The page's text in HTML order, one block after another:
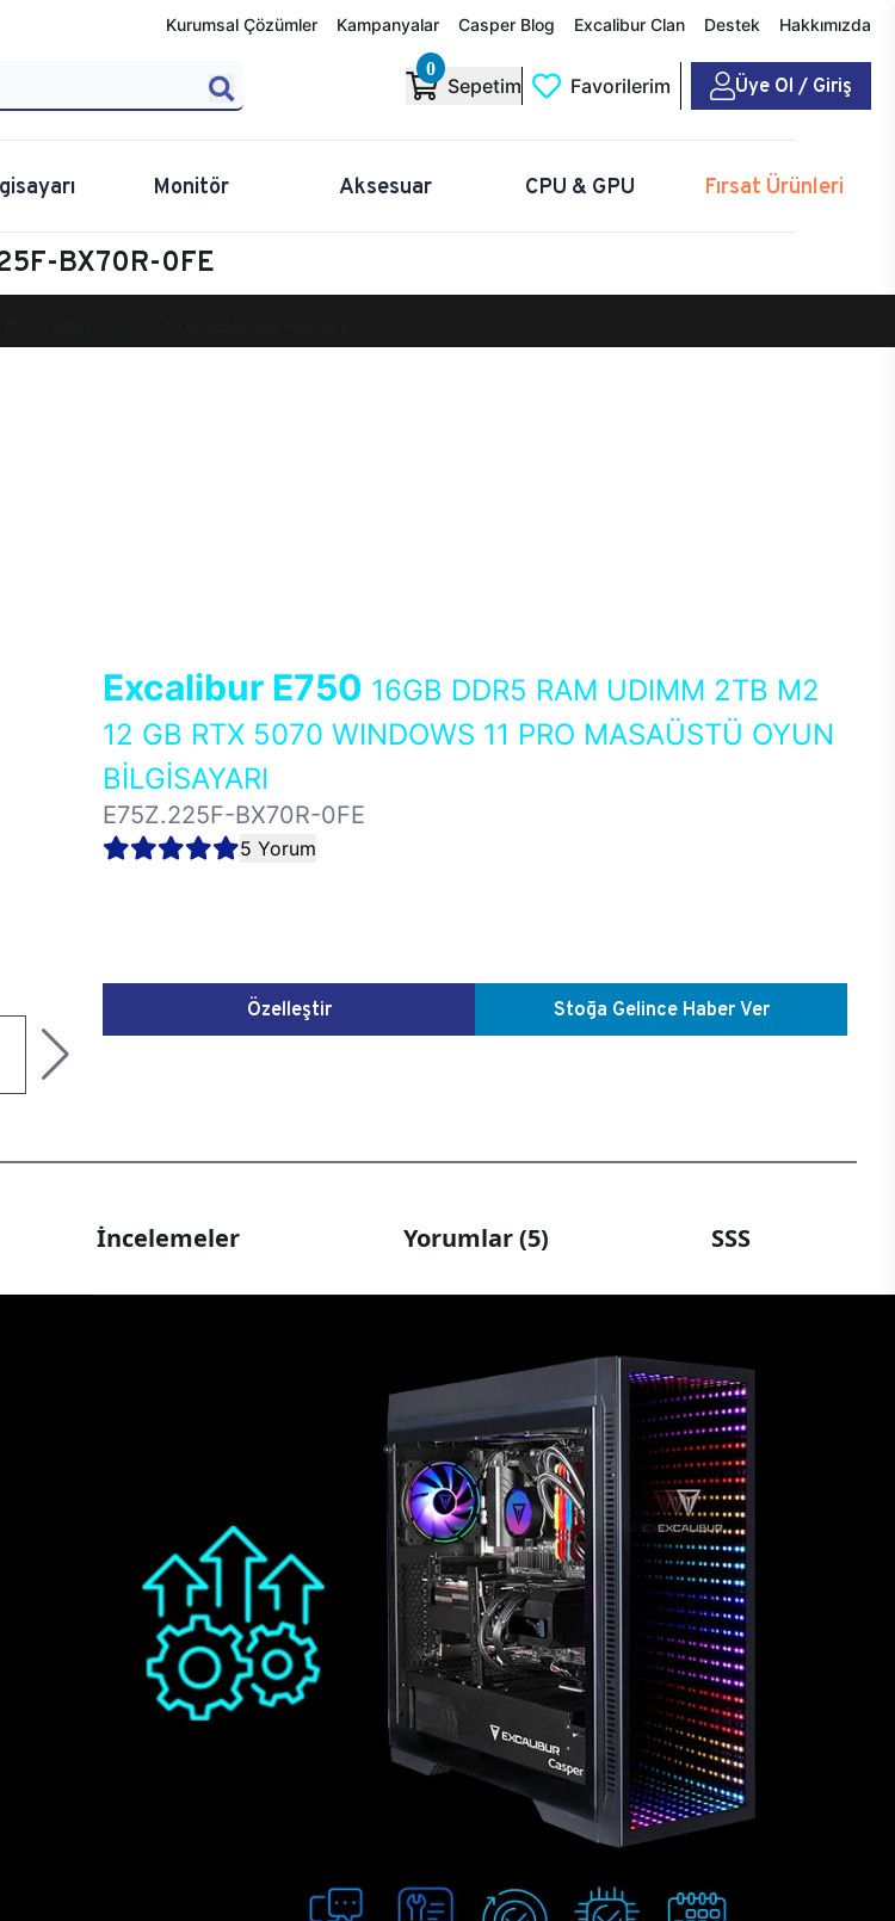
Kurumsal Çözümler Kampanyalar Casper Blog Excalibur Clan Destek Hakkımızda
0
Sepetim Favorilerim Üye Ol / Giriş
Monitör Aksesuar CPU & GPU Fırsat Ürünleri
BX70R-0FE
Excalibur E750 16GB DDR5 RAM UDIMM 2TB M2
12 GB RTX 5070 WINDOWS 11 PRO MASAÜSTÜ OYUN
BİLGİSAYARI
E75Z.225F-BX70R-0FE
5 Yorum
Özelleştir Stoğa Gelince Haber Ver
İncelemeler Yorumlar (5) SSS